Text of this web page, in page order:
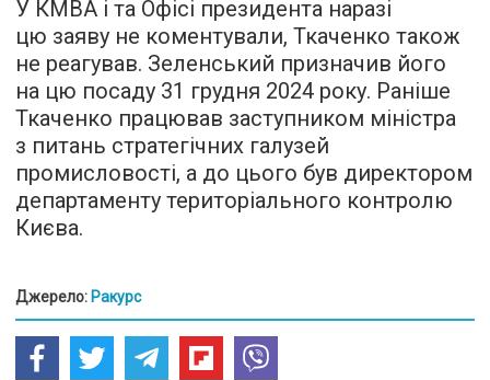
У КМВА і та Офісі президента наразі
цю заяву не коментували, Ткаченко також
не реагував. Зеленський призначив його
на цю посаду 31 грудня 2024 року. Раніше
Ткаченко працював заступником міністра
з питань стратегічних галузей
промисловості, а до цього був директором
департаменту територіального контролю
Києва.
Джерело: Ракурс